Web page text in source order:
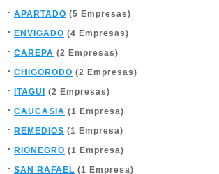
APARTADO (5 Empresas)
ENVIGADO (4 Empresas)
CAREPA (2 Empresas)
CHIGORODO (2 Empresas)
ITAGUI
(2 Empresas)
CAUCASIA (1 Empresa)
REMEDIOS (1 Empresa)
RIONEGRO (1 Empresa)
SAN RAFAEL (1 Empresa)